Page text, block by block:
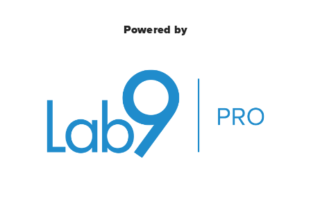
Powered by